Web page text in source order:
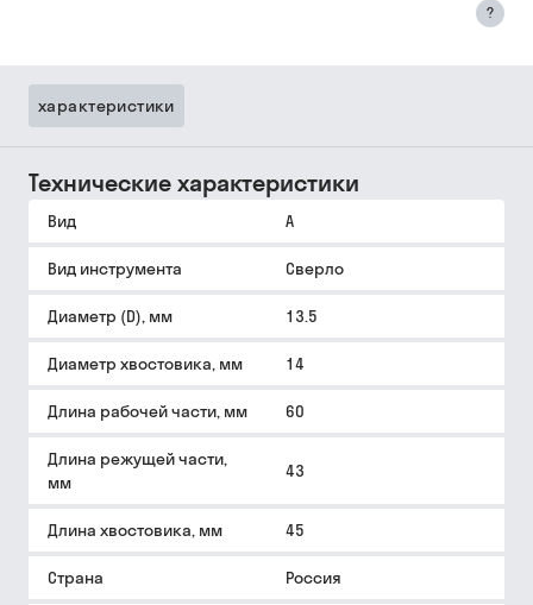
?
характеристики
Технические характеристики
Вид A
Вид инструмента Сверло
Диаметр (D), мм 13.5
Диаметр хвостовика, мм 14
Длина рабочей части, мм 60
Длина режущей части,
мм
43
Длина хвостовика, мм 45
Страна Россия